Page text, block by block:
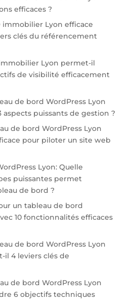
efficaces ?
immobilier Lyon efficace
clés du référencement
Lyon permet-il
de visibilité efficacement
de bord WordPress Lyon
puissants de gestion ?
de bord WordPress Lyon
pour piloter un site web
Lyon: Quelle
puissantes permet
de bord ?
un tableau de bord
10 fonctionnalités efficaces
de bord WordPress Lyon
il 4 leviers clés de
de bord WordPress Lyon
6 objectifs techniques